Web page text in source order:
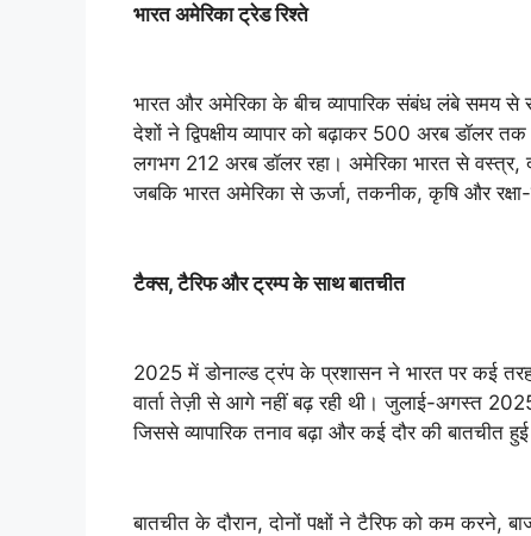
भारत अमेरिका ट्रेड रिश्ते
भारत और अमेरिका के बीच व्यापारिक संबंध लंबे समय से
देशों ने द्विपक्षीय व्यापार को बढ़ाकर 500 अरब डॉलर
लगभग 212 अरब डॉलर रहा। अमेरिका भारत से वस्त्र,
जबकि भारत अमेरिका से ऊर्जा, तकनीक, कृषि और
टैक्स, टैरिफ और ट्रम्प के साथ बातचीत
2025 में डोनाल्ड ट्रंप के प्रशासन ने भारत पर कई
वार्ता तेज़ी से आगे नहीं बढ़ रही थी। जुलाई-अगस्त
जिससे व्यापारिक तनाव बढ़ा और कई दौर की बातचीत
बातचीत के दौरान, दोनों पक्षों ने टैरिफ को कम करने,